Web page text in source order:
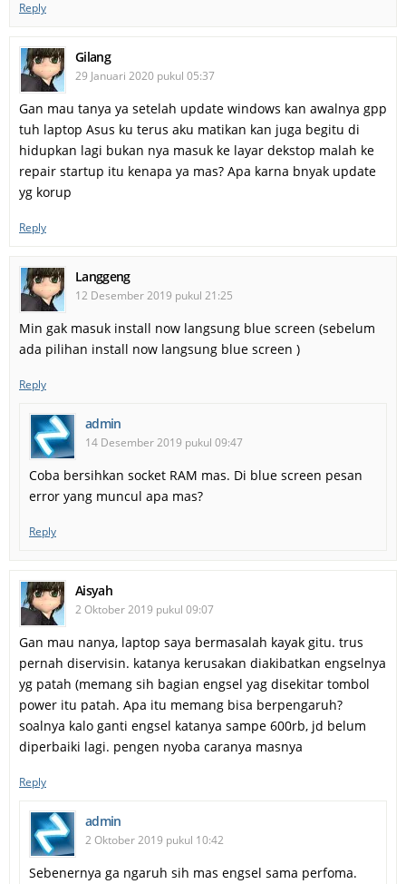
Reply
Gilang
29 Januari 2020 pukul 05:37
Gan mau tanya ya setelah update windows kan awalnya gpp
tuh laptop Asus ku terus aku matikan kan juga begitu di
hidupkan lagi bukan nya masuk ke layar dekstop malah ke
repair startup itu kenapa ya mas? Apa karna bnyak update
yg korup
Reply
Langgeng
12 Desember 2019 pukul 21:25
Min gak masuk install now langsung blue screen (sebelum
ada pilihan install now langsung blue screen )
Reply
admin
14 Desember 2019 pukul 09:47
Coba bersihkan socket RAM mas. Di blue screen pesan
error yang muncul apa mas?
Reply
Aisyah
2 Oktober 2019 pukul 09:07
Gan mau nanya, laptop saya bermasalah kayak gitu. trus
pernah diservisin. katanya kerusakan diakibatkan engselnya
yg patah (memang sih bagian engsel yag disekitar tombol
power itu patah. Apa itu memang bisa berpengaruh?
soalnya kalo ganti engsel katanya sampe 600rb, jd belum
diperbaiki lagi. pengen nyoba caranya masnya
Reply
admin
2 Oktober 2019 pukul 10:42
Sebenernya ga ngaruh sih mas engsel sama perfoma.